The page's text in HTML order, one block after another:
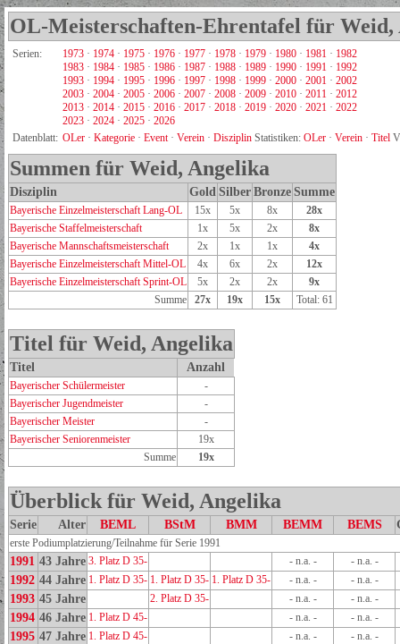
OL-Meisterschaften-Ehrentafel für Weid,
Serien: 1973 · 1974 · 1975 · 1976 · 1977 · 1978 · 1979 · 1980 · 1981 · 1982
1983 · 1984 · 1985 · 1986 · 1987 · 1988 · 1989 · 1990 · 1991 · 1992
1993 · 1994 · 1995 · 1996 · 1997 · 1998 · 1999 · 2000 · 2001 · 2002
2003 · 2004 · 2005 · 2006 · 2007 · 2008 · 2009 · 2010 · 2011 · 2012
2013 · 2014 · 2015 · 2016 · 2017 · 2018 · 2019 · 2020 · 2021 · 2022
2023 · 2024 · 2025 · 2026
Datenblatt: OLer · Kategorie · Event· Verein · Disziplin Statistiken: OLer · Verein · Titel
Summen für Weid, Angelika
Disziplin Gold Silber Bronze Summe
Bayerische Einzelmeisterschaft Lang-OL 15x 5x 8x
28x
Bayerische Staffelmeisterschaft
1x 5x 2x
8x
Bayerische Mannschaftsmeisterschaft
2x 1x 1x
4x
Bayerische Einzelmeisterschaft Mittel-OL
4x 6x 2x
12x
Bayerische Einzelmeisterschaft Sprint-OL
5x 2x 2x
9x
Summe
27x 19x 15x Total: 61
Titel für Weid, Angelika
Titel Anzahl
Bayerischer Schülermeister
-
Bayerischer Jugendmeister
-
Bayerischer Meister
-
Bayerischer Seniorenmeister
19x
Summe
19x
Überblick für Weid, Angelika
Serie Alter BEML BStM BMM BEMM BEMS
erste Podiumplatzierung/Teilnahme für Serie 1991
1991 43 Jahre 3. Platz D 35- - n.a. - - n.a. -
1992 44 Jahre 1. Platz D 35- 1. Platz D 35- 1. Platz D 35- - n.a. - - n.a. -
1993 45 Jahre 2. Platz D 35- - n.a. - - n.a. -
1994 46 Jahre 1. Platz D 45- - n.a. - - n.a. -
1995 47 Jahre 1. Platz D 45- - n.a. - - n.a. -